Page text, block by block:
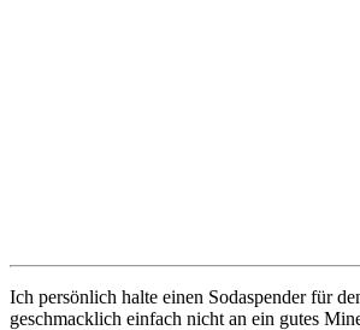
Ich persönlich halte einen Sodaspender für
geschmacklich einfach nicht an ein gutes